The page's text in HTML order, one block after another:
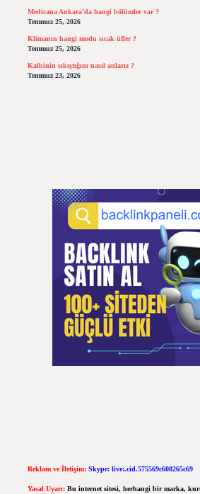
Medicana Ankara’da hangi bölümler var ?
Temmuz 25, 2026
Klimanın hangi modu sıcak üfler ?
Temmuz 25, 2026
Kalbinin sıkıştığını nasıl anlarız ?
Temmuz 23, 2026
Reklam ve İletişim: Skype: live:.cid.575569c608265c69
Yasal Uyarı: Bu internet sitesi, herhangi bir marka,